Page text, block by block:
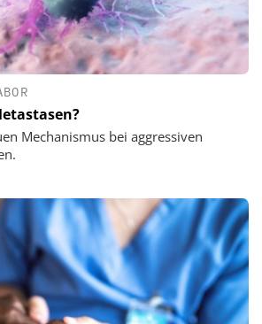
Mechanismus bei aggressiven